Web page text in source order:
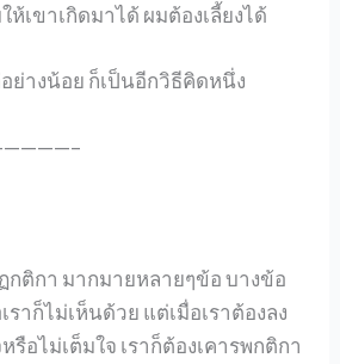
เขาเกิดมาได้ ผมต้องเลี้ยงได้
ย่างน้อย ก็เป็นอีกวิธีคิดหนึ่ง
กติกา มากมายหลายๆข้อ บางข้อ
ราก็ไม่เห็นด้วย แต่เมื่อเราต้องลง
รือไม่เต็มใจ เราก็ต้องเคารพกติกา